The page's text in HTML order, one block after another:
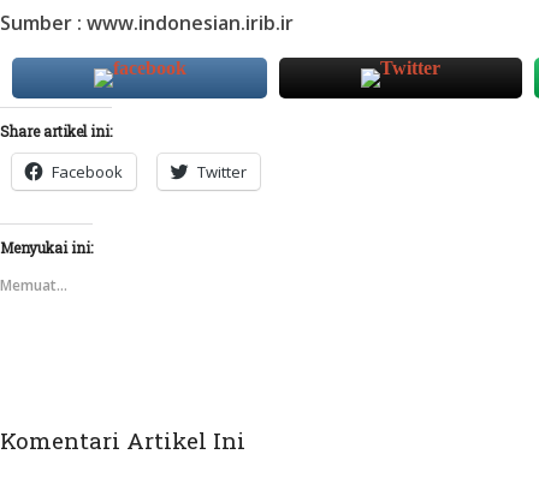
Sumber : www.indonesian.irib.ir
Share artikel ini:
Facebook Twitter
Menyukai ini:
Memuat...
Komentari Artikel Ini